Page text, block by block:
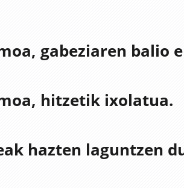
gabeziaren balio
hitzetik ixolatua.
hazten laguntzen